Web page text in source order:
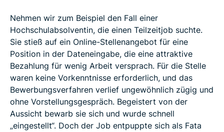
Nehmen wir zum Beispiel den Fall einer
Hochschulabsolventin, die einen Teilzeitjob suchte.
Sie stieß auf ein Online-Stellenangebot für eine
Position in der Dateneingabe, die eine attraktive
Bezahlung für wenig Arbeit versprach. Für die Stelle
waren keine Vorkenntnisse erforderlich, und das
Bewerbungsverfahren verlief ungewöhnlich zügig und
ohne Vorstellungsgespräch. Begeistert von der
Aussicht bewarb sie sich und wurde schnell
„eingestellt“. Doch der Job entpuppte sich als Fata